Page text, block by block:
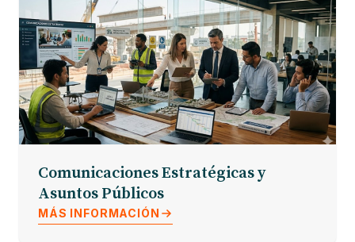
Comunicaciones Estratégicas y
Asuntos Públicos
MÁS INFORMACIÓN